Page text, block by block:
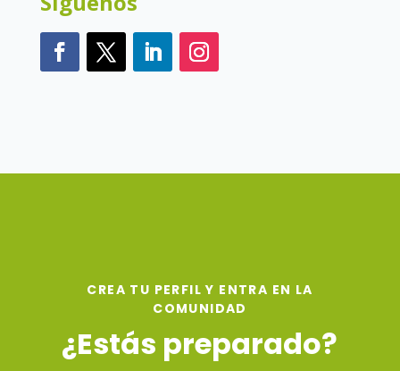
CREA TU PERFIL Y ENTRA EN LA
COMUNIDAD
¿Estás preparado?